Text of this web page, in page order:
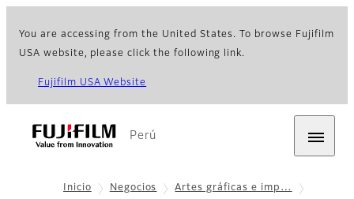
You are accessing from the United States. To browse Fujifilm
USA website, please click the following link.
Fujifilm USA Website
Perú
Inicio Negocios
Artes gráficas e imp…